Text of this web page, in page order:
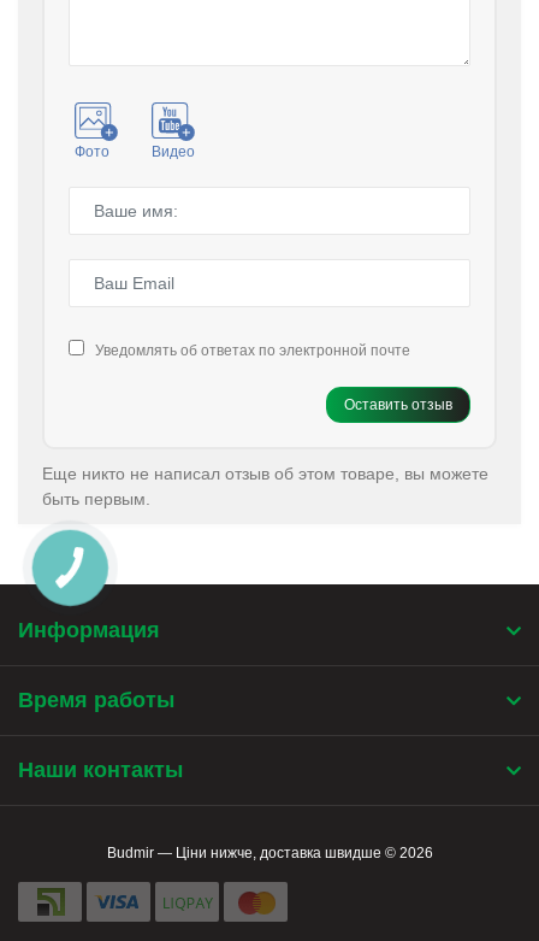
Фото Видео
Уведомлять об ответах по электронной почте
Оставить отзыв
Еще никто не написал отзыв об этом товаре, вы можете
быть первым.
Информация
Время работы
Наши контакты
Budmir — Ціни нижче, доставка швидше © 2026
КНОПКА
ЗВ'ЯЗКУ